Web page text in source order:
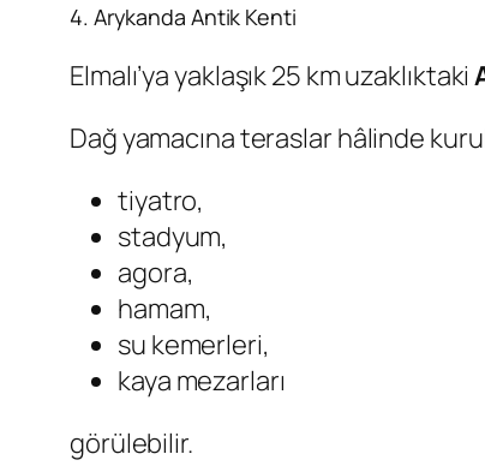
4. Arykanda Antik Kenti
Elmalı’ya yaklaşık 25 km uzaklıktaki
Dağ yamacına teraslar hâlinde
tiyatro,
stadyum,
agora,
hamam,
su kemerleri,
kaya mezarları
görülebilir.